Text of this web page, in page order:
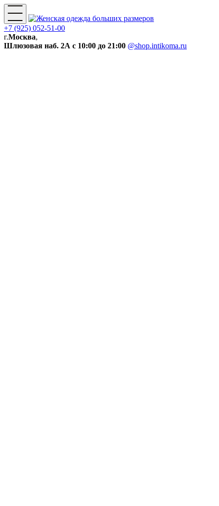
+7 (925) 052-51-00
г.Москва,
Шлюзовая наб. 2А с 10:00 до 21:00 @shop.intikoma.ru